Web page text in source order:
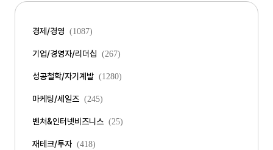
경제/경영 (1087)
기업/경영자/리더십 (267)
성공철학/자기계발 (1280)
마케팅/세일즈 (245)
벤처&인터넷비즈니스 (25)
재테크/투자 (418)